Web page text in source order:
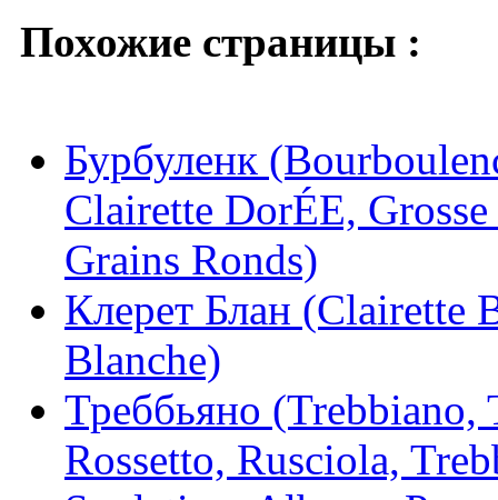
Похожие страницы :
Бурбуленк
Clairette DorÉE,
Grains Ronds)
Клерет Блан (Clairette
Blanche)
Треббьяно (Trebbiano,
Rossetto, Rusciola,